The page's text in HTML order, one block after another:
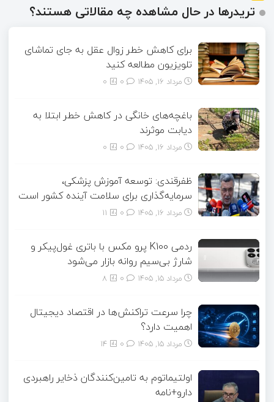
تریدرها در حال مشاهده چه مقالاتی هستند؟
برای کاهش خطر زوال عقل به جای تماشای
تلویزیون مطالعه کنید
مرداد ۱۶, ۱۴۰۵ 0
باغچه‌های خانگی در کاهش خطر ابتلا به
دیابت موثرند
مرداد ۱۶, ۱۴۰۵ 0
ظفرقندی: توسعه آموزش پزشکی،
سرمایه‌گذاری برای سلامت آینده کشور است
مرداد ۱۶, ۱۴۰۵ 11
ردمی K100 پرو مکس با باتری غول‌پیکر و
شارژ بی‌سیم روانه بازار می‌شود
مرداد ۱۵, ۱۴۰۵ 8
چرا سرعت تراکنش‌ها در اقتصاد دیجیتال
اهمیت دارد؟
مرداد ۱۵, ۱۴۰۵ 14
اولتیماتوم به تامین‌کنندگان ذخایر راهبردی
دارو+نامه